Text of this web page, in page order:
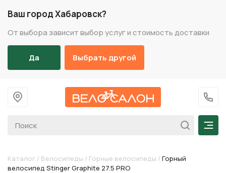
Ваш город Хабаровск?
От выбора зависит выбор услуг и стоимость доставки
Да Выбрать другой
На главную
+7
Каталог / Велосипеды / Горные велосипеды / Горный
велосипед Stinger Graphite 27.5 PRO